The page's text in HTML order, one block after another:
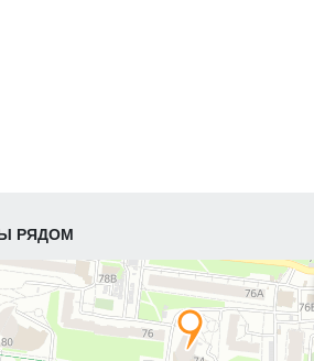
РЯДОМ